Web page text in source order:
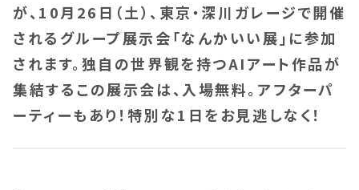
が、10月26日（土）、東京・深川ガレージで開催
されるグループ展示会「なんかいい展」に参加
されます。独自の世界観を持つAIアート作品が
集結するこの展示会は、入場無料。アフターパ
ーティーもあり！特別な1日をお見逃しなく！